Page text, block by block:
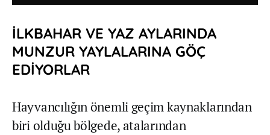
İLKBAHAR VE YAZ AYLARINDA
MUNZUR YAYLALARINA GÖÇ
EDİYORLAR
Hayvancılığın önemli geçim kaynaklarından
biri olduğu bölgede, atalarından